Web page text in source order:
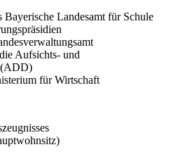
Bayerische Landesamt für Schule
Aufsichts- und
(ADD)
für Wirtschaft